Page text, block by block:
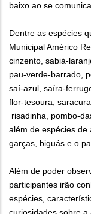
baixo ao se
Dentre as espécies
Municipal Américo
cinzento, sabiá-
pau-verde-barrado,
saí-azul, saíra-
flor-tesoura,
risadinha, pombo-
além de espécies de
garças, biguás e o
Além de poder
participantes irão
espécies,